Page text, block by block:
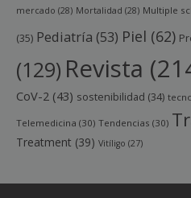
mercado (28) Mortalidad (28) Multiple
(35) Pediatría (53) Piel (62)
(129) Revista
CoV-2 (43) sostenibilidad (34)
Telemedicina (30) Tendencias (30)
Treatment (39) Vitíligo (27)